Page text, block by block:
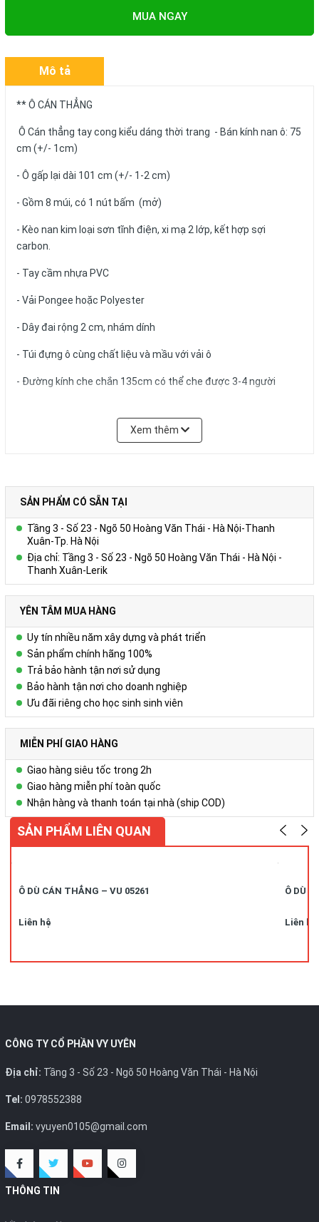
MUA NGAY
Mô tả
** Ô CÁN THẲNG
Ô Cán thẳng tay cong kiểu dáng thời trang - Bán kính nan ô: 75
cm (+/- 1cm)
- Ô gấp lại dài 101 cm (+/- 1-2 cm)
- Gồm 8 múi, có 1 nút bấm (mở)
- Kèo nan kim loại sơn tĩnh điện, xi mạ 2 lớp, kết hợp sợi
carbon.
- Tay cầm nhựa PVC
- Vải Pongee hoặc Polyester
- Dây đai rộng 2 cm, nhám dính
- Túi đựng ô cùng chất liệu và mầu với vải ô
- Đường kính che chắn 135cm có thể che được 3-4 người
Để biết thêm chi tiết, xin liên hệ:
DC: Số 23, ngõ 50 Hoàng Văn Thái, Khương Mai, Thanh Xuân, Hà
Nội
Hotline: 0978.552.388 ( Ms Uyên)
Xem thêm
SẢN PHẨM CÓ SẴN TẠI
Tầng 3 - Số 23 - Ngõ 50 Hoàng Văn Thái - Hà Nội-Thanh
Xuân-Tp. Hà Nội
Địa chỉ: Tầng 3 - Số 23 - Ngõ 50 Hoàng Văn Thái - Hà Nội -
Thanh Xuân-Lerik
YÊN TÂM MUA HÀNG
Uy tín nhiều năm xây dựng và phát triển
Sản phẩm chính hãng 100%
Trả bảo hành tận nơi sử dụng
Bảo hành tận nơi cho doanh nghiệp
Ưu đãi riêng cho học sinh sinh viên
MIỄN PHÍ GIAO HÀNG
Giao hàng siêu tốc trong 2h
Giao hàng miễn phí toàn quốc
Nhận hàng và thanh toán tại nhà (ship COD)
SẢN PHẨM LIÊN QUAN
Ô DÙ CÁN THẲNG – VU 05261
Liên hệ
Ô DÙ
Liên hệ
CÔNG TY CỔ PHẦN VY UYÊN
Địa chỉ: Tầng 3 - Số 23 - Ngõ 50 Hoàng Văn Thái - Hà Nội
Tel: 0978552388
Email: vyuyen0105@gmail.com
THÔNG TIN